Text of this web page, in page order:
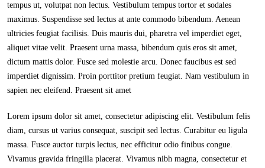
tempus ut, volutpat non lectus. Vestibulum tempus tortor et sodales
maximus. Suspendisse sed lectus at ante commodo bibendum. Aenean
ultricies feugiat facilisis. Duis mauris dui, pharetra vel imperdiet eget,
aliquet vitae velit. Praesent urna massa, bibendum quis eros sit amet,
dictum mattis dolor. Fusce sed molestie arcu. Donec faucibus est sed
imperdiet dignissim. Proin porttitor pretium feugiat. Nam vestibulum in
sapien nec eleifend. Praesent sit amet
Lorem ipsum dolor sit amet, consectetur adipiscing elit. Vestibulum felis
diam, cursus ut varius consequat, suscipit sed lectus. Curabitur eu ligula
massa. Fusce auctor turpis lectus, nec efficitur odio finibus congue.
Vivamus gravida fringilla placerat. Vivamus nibh magna, consectetur et